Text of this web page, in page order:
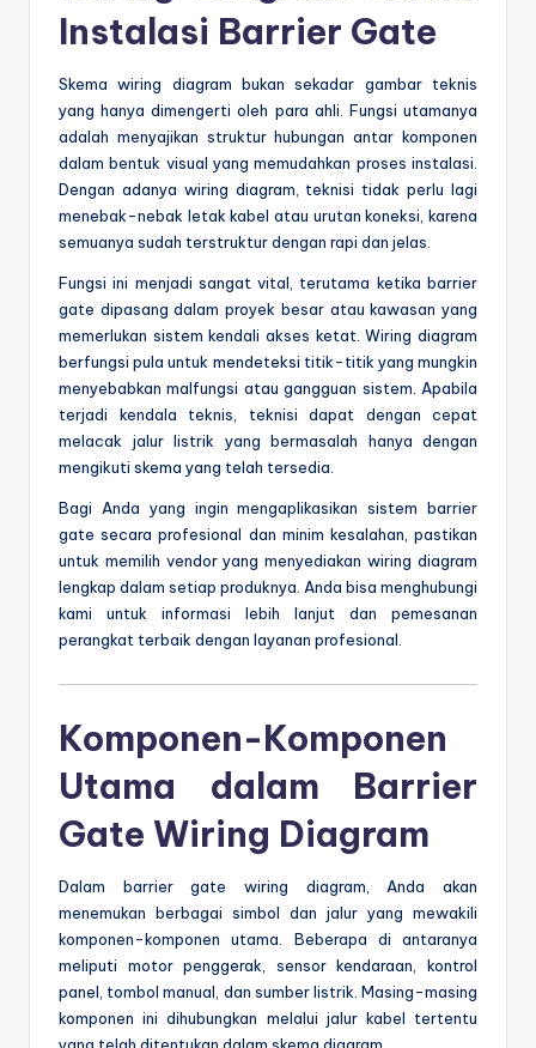
Instalasi Barrier Gate
Skema wiring diagram bukan sekadar gambar teknis
yang hanya dimengerti oleh para ahli. Fungsi utamanya
adalah menyajikan struktur hubungan antar komponen
dalam bentuk visual yang memudahkan proses instalasi.
Dengan adanya wiring diagram, teknisi tidak perlu lagi
menebak-nebak letak kabel atau urutan koneksi, karena
semuanya sudah terstruktur dengan rapi dan jelas.
Fungsi ini menjadi sangat vital, terutama ketika barrier
gate dipasang dalam proyek besar atau kawasan yang
memerlukan sistem kendali akses ketat. Wiring diagram
berfungsi pula untuk mendeteksi titik-titik yang mungkin
menyebabkan malfungsi atau gangguan sistem. Apabila
terjadi kendala teknis, teknisi dapat dengan cepat
melacak jalur listrik yang bermasalah hanya dengan
mengikuti skema yang telah tersedia.
Bagi Anda yang ingin mengaplikasikan sistem barrier
gate secara profesional dan minim kesalahan, pastikan
untuk memilih vendor yang menyediakan wiring diagram
lengkap dalam setiap produknya. Anda bisa menghubungi
kami untuk informasi lebih lanjut dan pemesanan
perangkat terbaik dengan layanan profesional.
Komponen-Komponen
Utama dalam Barrier
Gate Wiring Diagram
Dalam barrier gate wiring diagram, Anda akan
menemukan berbagai simbol dan jalur yang mewakili
komponen-komponen utama. Beberapa di antaranya
meliputi motor penggerak, sensor kendaraan, kontrol
panel, tombol manual, dan sumber listrik. Masing-masing
komponen ini dihubungkan melalui jalur kabel tertentu